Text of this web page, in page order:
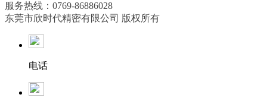
服务热线：0769-86886028
东莞市欣时代精密有限公司 版权所有
电话